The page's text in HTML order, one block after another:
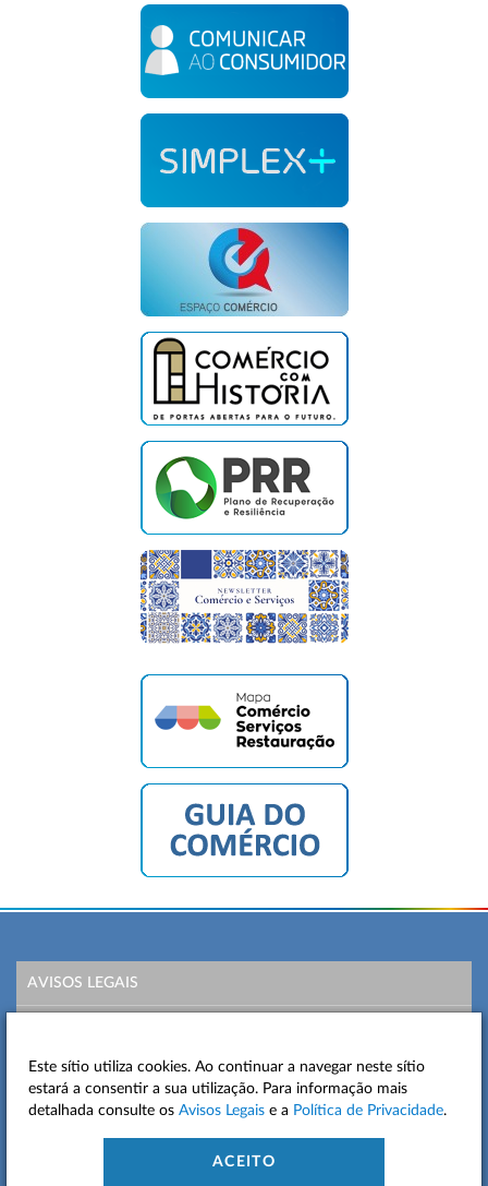
AVISOS LEGAIS
MAPA DO SITE
CONTACTOS
Este sítio utiliza cookies. Ao continuar a navegar neste sítio
estará a consentir a sua utilização. Para informação mais
detalhada consulte os Avisos Legais e a Política de Privacidade.
ACEITO